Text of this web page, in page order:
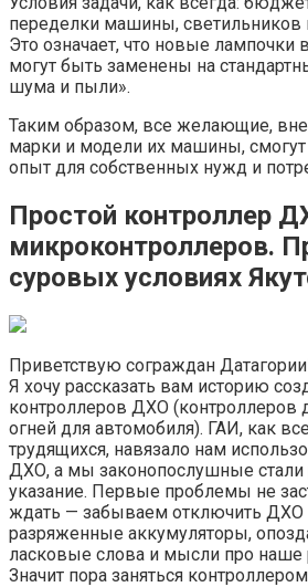
переделки машины, светильников
Это означает, что новые
могут быть заменены на
шума и пыли».
Таким образом, все желающие, вне
марки и модели их машины,
опыт для собственных нужд и
Простой контроллер
микроконтроллеров.
суровых условиях
Приветствую сограждан
Я хочу рассказать вам историю
контроллеров ДХО (контроллеров
огней для автомобиля). ГАИ, как
трудящихся, навязало нам
ДХО, а мы законопослушные стали
указание. Первые проблемы не
ждать — забываем отключить
разряженные аккумуляторы,
ласковые слова и мысли про наше
Значит пора заняться